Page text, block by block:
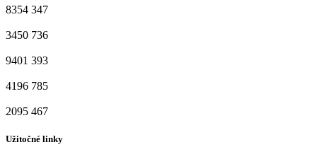
8354 347
3450 736
9401 393
4196 785
2095 467
Užitočné linky